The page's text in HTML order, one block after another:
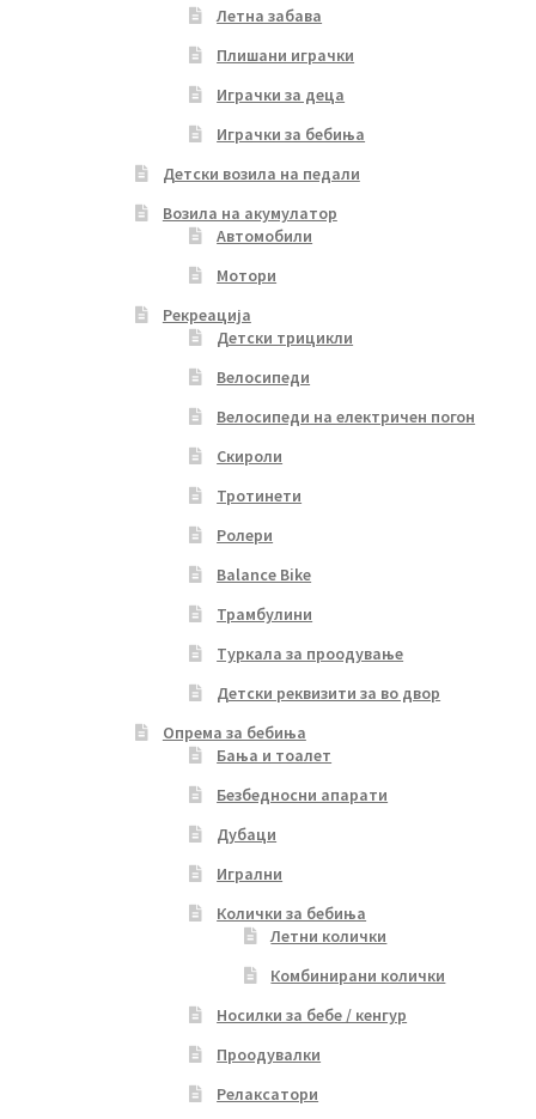
Летна забава
Плишани играчки
Играчки за деца
Играчки за бебиња
Детски возила на педали
Возила на акумулатор
Автомобили
Мотори
Рекреација
Детски трицикли
Велосипеди
Велосипеди на електричен погон
Скироли
Тротинети
Ролери
Balance Bike
Трамбулини
Туркала за проодување
Детски реквизити за во двор
Опрема за бебиња
Бања и тоалет
Безбедносни апарати
Дубаци
Игрални
Колички за бебиња
Летни колички
Комбинирани колички
Носилки за бебе / кенгур
Проодувалки
Релаксатори